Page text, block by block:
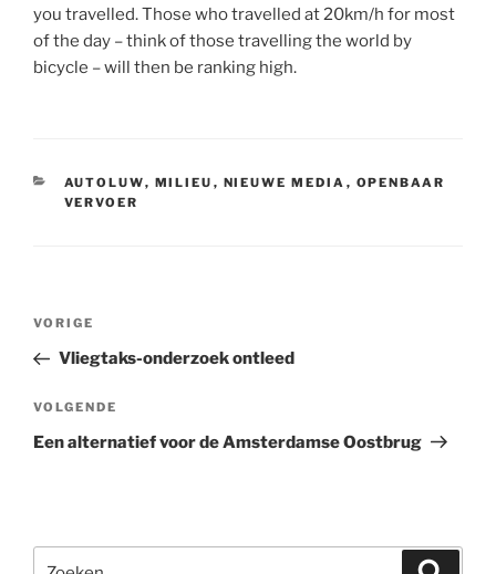
you travelled. Those who travelled at 20km/h for most
of the day – think of those travelling the world by
bicycle – will then be ranking high.
CATEGORIEËN
AUTOLUW, MILIEU , NIEUWE MEDIA , OPENBAAR
VERVOER
Bericht
Vorig
bericht
VORIGE
Vliegtaks-onderzoek ontleed
Volgend
bericht
VOLGENDE
Een alternatief voor de Amsterdamse Oostbrug